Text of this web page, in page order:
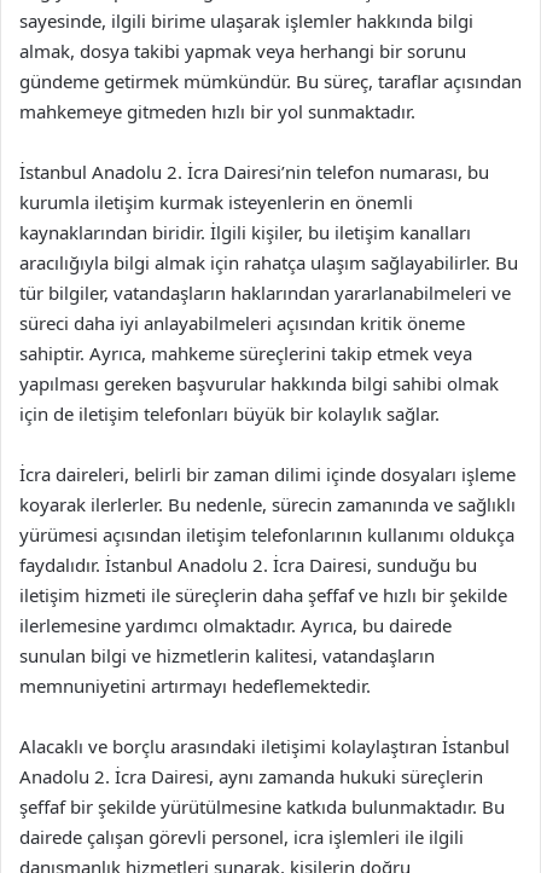
sayesinde, ilgili birime ulaşarak işlemler hakkında bilgi
almak, dosya takibi yapmak veya herhangi bir sorunu
gündeme getirmek mümkündür. Bu süreç, taraflar açısından
mahkemeye gitmeden hızlı bir yol sunmaktadır.
İstanbul Anadolu 2. İcra Dairesi’nin telefon numarası, bu
kurumla iletişim kurmak isteyenlerin en önemli
kaynaklarından biridir. İlgili kişiler, bu iletişim kanalları
aracılığıyla bilgi almak için rahatça ulaşım sağlayabilirler. Bu
tür bilgiler, vatandaşların haklarından yararlanabilmeleri ve
süreci daha iyi anlayabilmeleri açısından kritik öneme
sahiptir. Ayrıca, mahkeme süreçlerini takip etmek veya
yapılması gereken başvurular hakkında bilgi sahibi olmak
için de iletişim telefonları büyük bir kolaylık sağlar.
İcra daireleri, belirli bir zaman dilimi içinde dosyaları işleme
koyarak ilerlerler. Bu nedenle, sürecin zamanında ve sağlıklı
yürümesi açısından iletişim telefonlarının kullanımı oldukça
faydalıdır. İstanbul Anadolu 2. İcra Dairesi, sunduğu bu
iletişim hizmeti ile süreçlerin daha şeffaf ve hızlı bir şekilde
ilerlemesine yardımcı olmaktadır. Ayrıca, bu dairede
sunulan bilgi ve hizmetlerin kalitesi, vatandaşların
memnuniyetini artırmayı hedeflemektedir.
Alacaklı ve borçlu arasındaki iletişimi kolaylaştıran İstanbul
Anadolu 2. İcra Dairesi, aynı zamanda hukuki süreçlerin
şeffaf bir şekilde yürütülmesine katkıda bulunmaktadır. Bu
dairede çalışan görevli personel, icra işlemleri ile ilgili
danışmanlık hizmetleri sunarak, kişilerin doğru